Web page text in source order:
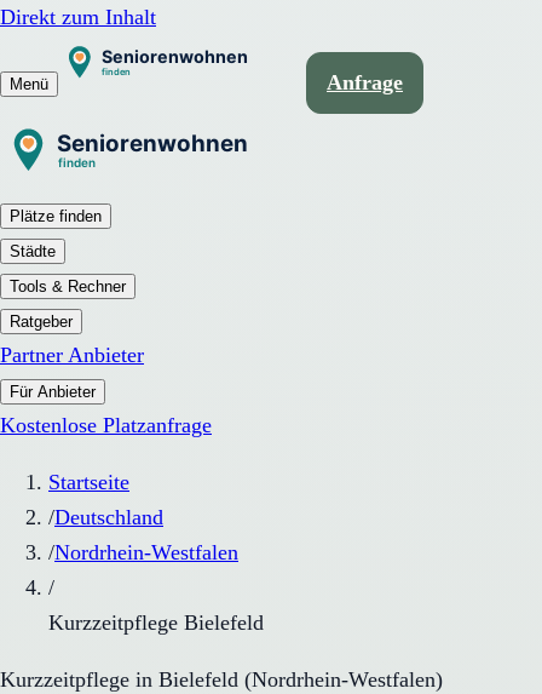
Direkt zum Inhalt
Menü Anfrage
Plätze finden
Städte
Tools & Rechner
Ratgeber
Partner Anbieter
Für Anbieter
Kostenlose Platzanfrage
Startseite
/Deutschland
/Nordrhein-Westfalen
/
Kurzzeitpflege Bielefeld
Kurzzeitpflege in Bielefeld (Nordrhein-Westfalen)